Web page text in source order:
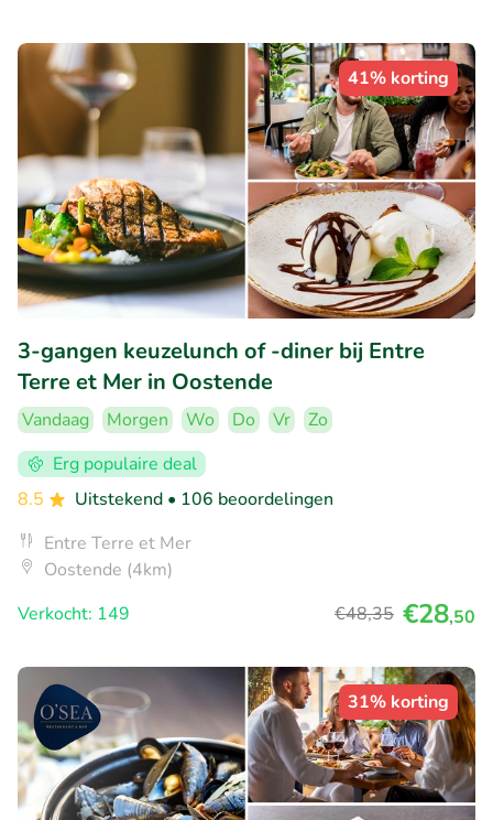
41% korting
3-gangen keuzelunch of -diner bij Entre
Terre et Mer in Oostende
Vandaag Morgen Wo Do Vr
Zo
Erg populaire deal
8.5
Uitstekend • 106 beoordelingen
Entre Terre et Mer
Oostende (4km)
Verkocht: 149
€48,35 €28,50
31% korting